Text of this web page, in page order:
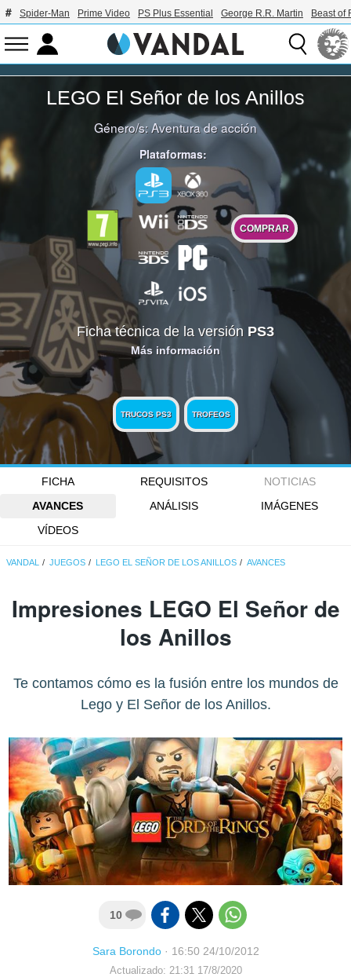
Spider-Man Prime Video PS Plus Essential George R.R. Martin Beast of
LEGO El Señor de los Anillos
Género/s:Aventura de acción
Plataformas:
COMPRAR
Ficha técnica de la versión PS3
Más información
TRUCOS PS3 TROFEOS
FICHA REQUISITOS
NOTICIAS
AVANCES
ANÁLISIS
IMÁGENES
VÍDEOS
VANDAL JUEGOS LEGO EL SEÑOR DE LOS ANILLOS AVANCES
Impresiones LEGO El Señor de
los Anillos
Te contamos cómo es la fusión entre los mundos de
Lego y El Señor de los Anillos.
10
Sara Borondo· 16:50 24/10/2012
Actualizado: 21:31 17/8/2020